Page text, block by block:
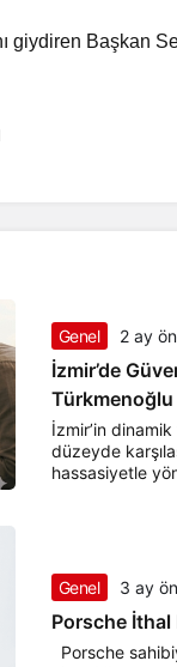
giydiren Başkan
Genel 2 ay
İzmir’de
Türkmenoğlu
İzmir’in
düzeyde
hassasiyetle
Genel 3 ay
Porsche İthal
Porsche